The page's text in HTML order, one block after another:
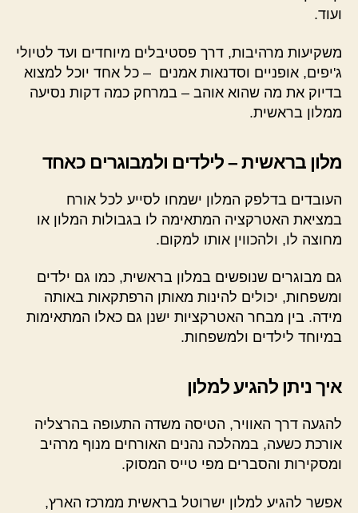
ועוד.
משקיעות מרהיבות, דרך פסטיבלים מיוחדים ועד לטיולי
ג'יפים, אופניים וסדנאות אמנים – כל אחד יוכל למצוא
בדיוק את מה שהוא אוהב – במרחק כמה דקות נסיעה
ממלון בראשית.
מלון בראשית – לילדים ולמבוגרים כאחד
העובדים בדלפק המלון ישמחו לסייע לכל אורח
במציאת האטרקציה המתאימה לו בגבולות המלון או
מחוצה לו, ולהכווין אותו למקום.
גם מבוגרים שנופשים במלון בראשית, כמו גם ילדים
ומשפחות, יכולים להינות מאותן הרפתקאות באותה
מידה. בין מבחר האטרקציות ישנן גם כאלו המתאימות
במיוחד לילדים ולמשפחות.
איך ניתן להגיע למלון
להגעה דרך האוויר, הטיסה משדה התעופה בהרצליה
אורכת כשעה, במהלכה נהנים האורחים מנוף מרהיב
ומסקירות והסברים מפי טייס המסוק.
אפשר להגיע למלון ישרוטל בראשית ממרכז הארץ,